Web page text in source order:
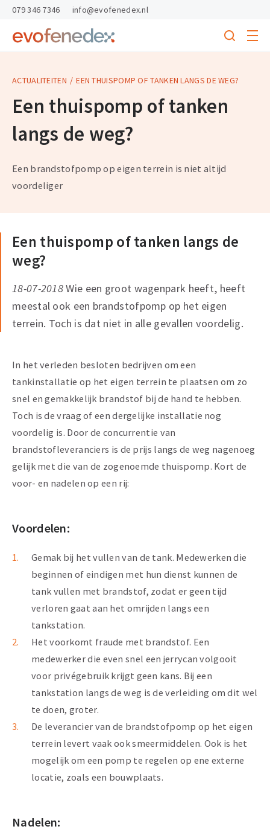
skipToContent
skipToFooter
Return
homepage
Search
menu
079 346 7346 info@evofenedex.nl
ACTUALITEITEN EEN THUISPOMP OF TANKEN LANGS DE WEG?
Een thuispomp of tanken
langs de weg?
Een brandstofpomp op eigen terrein is niet altijd
voordeliger
Een thuispomp of tanken langs de
weg?
18-07-2018Wie een groot wagenpark heeft, heeft
meestal ook een brandstofpomp op het eigen
terrein. Toch is dat niet in alle gevallen voordelig.
In het verleden besloten bedrijven om een
tankinstallatie op het eigen terrein te plaatsen om zo
snel en gemakkelijk brandstof bij de hand te hebben.
Toch is de vraag of een dergelijke installatie nog
voordelig is. Door de concurrentie van
brandstofleveranciers is de prijs langs de weg nagenoeg
gelijk met die van de zogenoemde thuispomp. Kort de
voor- en nadelen op een rij:
Voordelen:
Gemak bij het vullen van de tank. Medewerken die
beginnen of eindigen met hun dienst kunnen de
tank vullen met brandstof, zodat er geen tijd
verloren gaat aan het omrijden langs een
tankstation.
Het voorkomt fraude met brandstof. Een
medewerker die even snel een jerrycan volgooit
voor privégebruik krijgt geen kans. Bij een
tankstation langs de weg is de verleiding om dit wel
te doen, groter.
De leverancier van de brandstofpomp op het eigen
terrein levert vaak ook smeermiddelen. Ook is het
mogelijk om een pomp te regelen op ene externe
locatie, zoals een bouwplaats.
Nadelen: